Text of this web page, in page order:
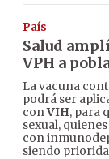
País
Salud
VPH a
La vacuna
podrá ser
conVIH, para
sexual,
con
siendo